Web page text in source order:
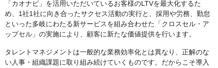
「カオナビ」を活用いただいているお客様のLTVを最大化するた
め、1社1社に向き合ったサクセス活動の実行と、採用や労務、勤怠
といった多岐にわたる新サービスを組み合わせた「クロスセル・ア
ップセル」の実施により、顧客に新たな価値提供を行います。
タレントマネジメントは一般的な業務効率化とは異なり、正解のな
い人事・組織課題に取り組み続けていくものです。だからこそ導入